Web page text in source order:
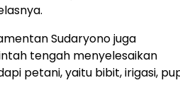
Sudaryono juga
tengah menyelesaikan
petani, yaitu bibit, irigasi,